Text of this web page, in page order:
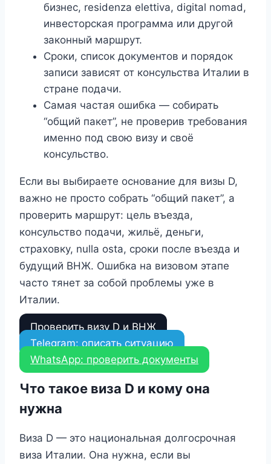
бизнес, residenza elettiva, digital nomad,
инвесторская программа или другой
законный маршрут.
Сроки, список документов и порядок
записи зависят от консульства Италии в
стране подачи.
Самая частая ошибка — собирать
“общий пакет”, не проверив требования
именно под свою визу и своё
консульство.
Если вы выбираете основание для визы D,
важно не просто собрать “общий пакет”, а
проверить маршрут: цель въезда,
консульство подачи, жильё, деньги,
страховку, nulla osta, сроки после въезда и
будущий ВНЖ. Ошибка на визовом этапе
часто тянет за собой проблемы уже в
Италии.
Проверить визу D и ВНЖ
Telegram: описать ситуацию
WhatsApp: проверить документы
Что такое виза D и кому она
нужна
Виза D — это национальная долгосрочная
виза Италии. Она нужна, если вы